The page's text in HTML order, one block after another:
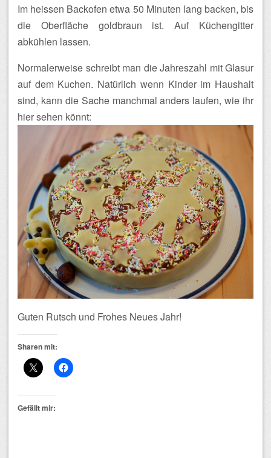
Im heissen Backofen etwa 50 Minuten lang backen, bis
die Oberfläche goldbraun ist. Auf Küchengitter
abkühlen lassen.
Normalerweise schreibt man die Jahreszahl mit Glasur
auf dem Kuchen. Natürlich wenn Kinder im Haushalt
sind, kann die Sache manchmal anders laufen, wie ihr
hier sehen könnt:
Guten Rutsch und Frohes Neues Jahr!
Sharen mit:
Gefällt mir: